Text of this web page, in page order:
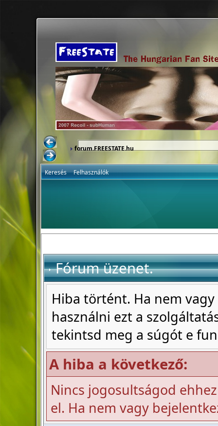
forum.FREESTATE.hu
Keresés Felhasználók
Fórum üzenet.
Hiba történt. Ha nem
használni ezt a
tekintsd meg a súgót e
A hiba a következő:
Nincs jogosultságod
el. Ha nem vagy